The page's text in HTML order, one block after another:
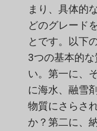
まり、具体的
どのグレード
とです。以下
3つの基本的
い。第一に、
に海水、融雪
物質にさらさ
か？第二に、